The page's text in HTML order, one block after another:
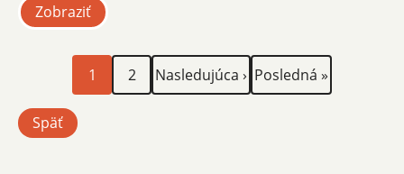
Zobraziť
StránkovanieAktuálna
stránka
1 Page
2
Ďalšia
strana
Nasledujúca › Posledná
strana
Posledná »
Späť